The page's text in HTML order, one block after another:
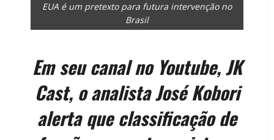
EUA é um pretexto para futura intervenção no
Brasil
Em seu canal no Youtube, JK
Cast, o analista José Kobori
alerta que classificação de